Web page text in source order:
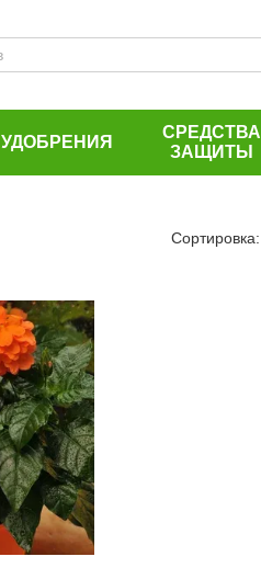
УДОБРЕНИЯ
СРЕДСТВА
ЗАЩИТЫ
Сортировка: